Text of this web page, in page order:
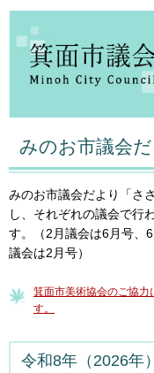
みのお市議会
みのお市議会だより「さ
し、それぞれの議会で行
す。（2月議会は6月号、
議会は2月号）
箕面市美術協会のご協力
す。
令和8年（2026年